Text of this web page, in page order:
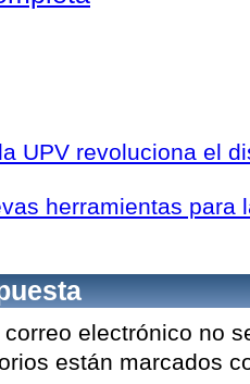
UPV revoluciona el
herramientas para
electrónico no
están marcados